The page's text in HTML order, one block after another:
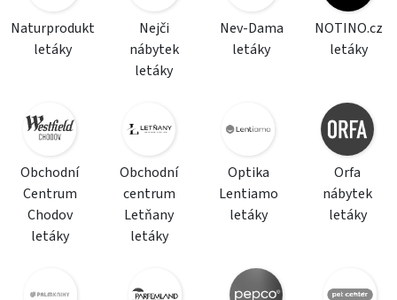
Naturprodukt
letáky
Nejči
nábytek
letáky
Nev-Dama
letáky
NOTINO.cz
letáky
Obchodní
Centrum
Chodov
letáky
Obchodní
centrum
Letňany
letáky
Optika
Lentiamo
letáky
Orfa
nábytek
letáky